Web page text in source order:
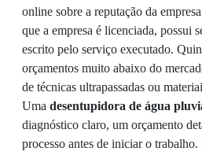
online sobre a reputação da
que a empresa é licenciada, possui
escrito pelo serviço executado.
orçamentos muito abaixo do
de técnicas ultrapassadas ou
Uma desentupidora de água
diagnóstico claro, um orçamento
processo antes de iniciar o trabalho.